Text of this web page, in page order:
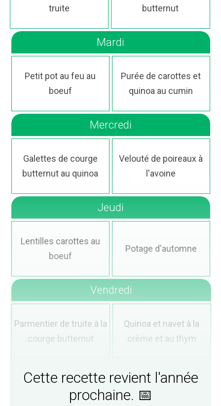
truite
butternut
Mardi
Petit pot au feu au
boeuf
Purée de carottes et
quinoa au cumin
Mercredi
Galettes de courge
butternut au quinoa
Velouté de poireaux à
l'avoine
Jeudi
Lentilles carottes au
boeuf
Potage d'automne
Vendredi
Parmentier de truite à la
courge butternut
Quinoa et navet à la
crème et au thym
Cette recette revient l'année
prochaine. 📅